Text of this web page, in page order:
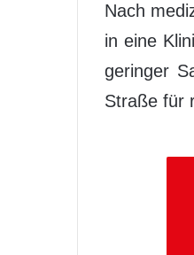
Nach
in eine
geringer
Straße für